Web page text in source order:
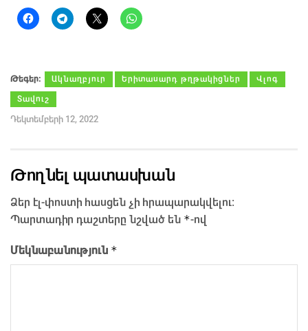
Թեգեր։ Ակնաղբյուր Երիտասարդ թղթակիցներ Վլոգ
Տավուշ
Դեկտեմբերի 12, 2022
Թողնել պատասխան
Ձեր էլ-փոստի հասցեն չի հրապարակվելու։
Պարտադիր դաշտերը նշված են *-ով
Մեկնաբանություն *